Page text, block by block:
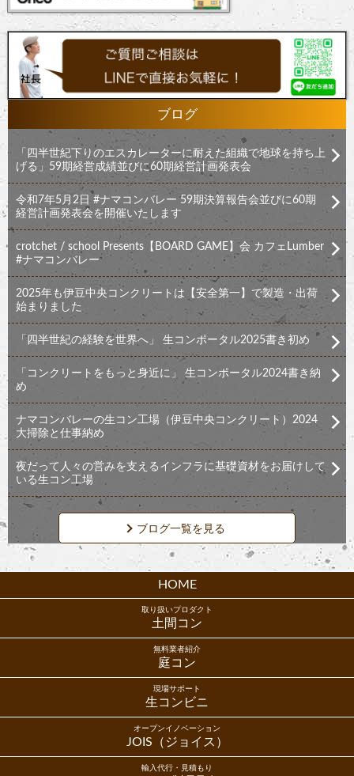
ブログ
「四半世紀下りのエスカレーターに耐えた組織で地球を持ち上
げる」59期経営成績並びに60期経営計画発表会
令和7年5月2日 #ナマコンバレー 59期決算報告会並びに60期
経営計画発表会を開催いたします
crotchet / school Presents【BOARD GAME】会 カフェLumber
#ナマコンバレー
2025年も伊豆中央コンクリートは【安全第一】で製造・出荷
始まりました
「四半世紀の経験を世界へ」 生コンポータル2025書き初め
「コンクリートをもっと身近に」 生コンポータル2024書き納
め
ナマコンバレーの生コン工場（伊豆中央コンクリート）2024
大掃除と仕事納め
夜だって人々の営みを支えるインフラに基礎資材をお届けして
いる生コン工場
ブログ一覧を見る
HOME
取り扱いプロダクト
土間コン
無料業者紹介
庭コン
現場サポート
生コンビニ
オープンイノベーション
JOIS（ジョイス）
輸入代行・見積もり